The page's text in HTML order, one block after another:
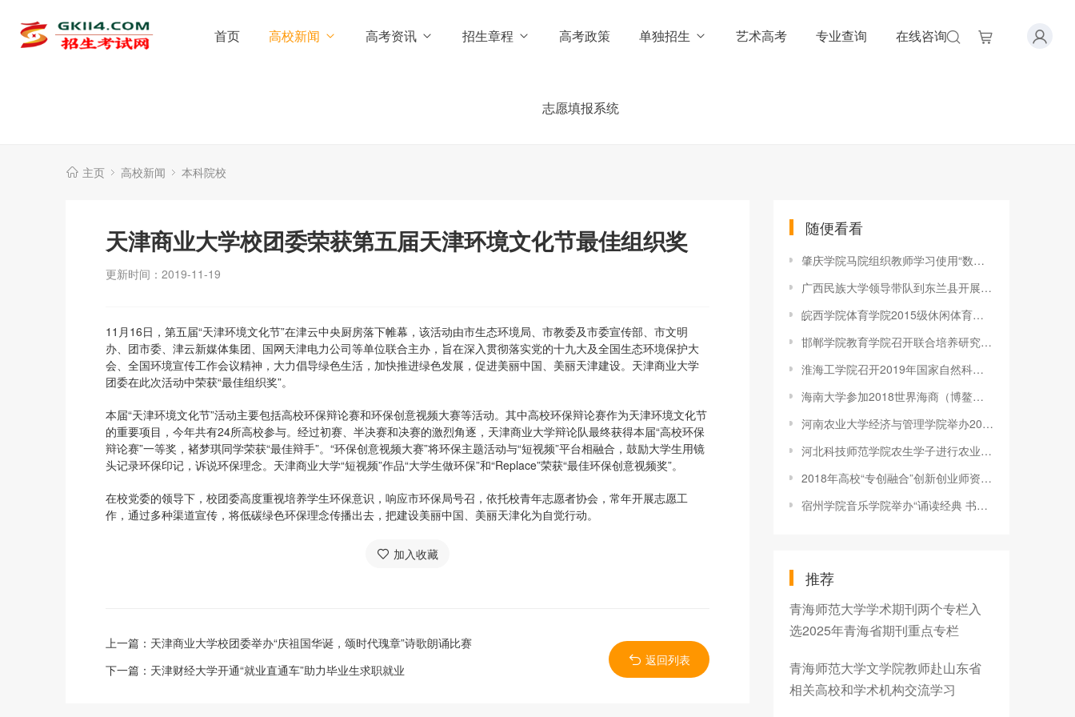
首页 高校新闻 高考资讯 招生章程 高考政策 单独招生 艺术高考 专业查询 在线咨询
志愿填报系统
主页 高校新闻 本科院校
天津商业大学校团委荣获第五届天津环境文化节最佳组织奖
更新时间：2019-11-19
11月16日，第五届“天津环境文化节”在津云中央厨房落下帷幕，该活动由市生态环境局、市教委及市委宣传部、市文明
办、团市委、津云新媒体集团、国网天津电力公司等单位联合主办，旨在深入贯彻落实党的十九大及全国生态环境保护大
会、全国环境宣传工作会议精神，大力倡导绿色生活，加快推进绿色发展，促进美丽中国、美丽天津建设。天津商业大学
团委在此次活动中荣获“最佳组织奖”。
本届“天津环境文化节”活动主要包括高校环保辩论赛和环保创意视频大赛等活动。其中高校环保辩论赛作为天津环境文化节
的重要项目，今年共有24所高校参与。经过初赛、半决赛和决赛的激烈角逐，天津商业大学辩论队最终获得本届“高校环保
辩论赛”一等奖，褚梦琪同学荣获“最佳辩手”。“环保创意视频大赛”将环保主题活动与“短视频”平台相融合，鼓励大学生用镜
头记录环保印记，诉说环保理念。天津商业大学“短视频”作品“大学生做环保”和“Replace”荣获“最佳环保创意视频奖”。
在校党委的领导下，校团委高度重视培养学生环保意识，响应市环保局号召，依托校青年志愿者协会，常年开展志愿工
作，通过多种渠道宣传，将低碳绿色环保理念传播出去，把建设美丽中国、美丽天津化为自觉行动。
加入收藏
上一篇： 天津商业大学校团委举办“庆祖国华诞，颂时代瑰章”诗歌朗诵比赛
下一篇： 天津财经大学开通“就业直通车”助力毕业生求职就业
返回列表
随便看看
肇庆学院马院组织教师学习使用“数字马院”教学平台
广西民族大学领导带队到东兰县开展扶贫调研和爱心捐赠活动
皖西学院体育学院2015级休闲体育专业户外实践活动圆满结束
邯郸学院教育学院召开联合培养研究生期末总结座谈会
淮海工学院召开2019年国家自然科学基金项目申报动员暨辅导报告会
海南大学参加2018世界海商（博鳌）高端论坛
河南农业大学经济与管理学院举办2018年消防安全知识讲座
河北科技师范学院农生学子进行农业创新创业技能演练
2018年高校“专创融合”创新创业师资培训班在兰州交通大学举办
宿州学院音乐学院举办“诵读经典 书香校园”朗诵比赛海选
推荐
青海师范大学学术期刊两个专栏入
选2025年青海省期刊重点专栏
青海师范大学文学院教师赴山东省
相关高校和学术机构交流学习